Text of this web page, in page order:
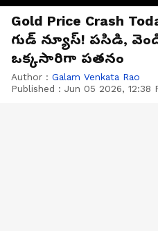
Gold Price Crash
గుడ్ న్యూస్! పసిడి,
ఒక్కసారిగా పతనం
Author : Galam Venkata Rao
Published : Jun 05 2026, 12:38